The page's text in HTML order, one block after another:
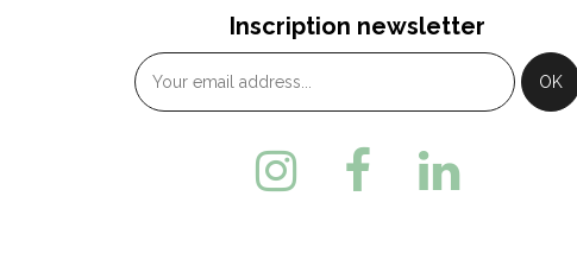
Inscription newsletter